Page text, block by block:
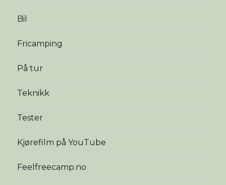
Bil
Fricamping
På tur
Teknikk
Tester
Kjørefilm på YouTube
Feelfreecamp.no